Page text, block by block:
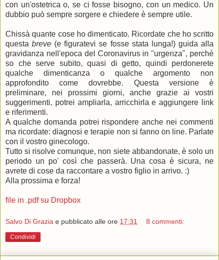
con un'ostetrica o, se ci fosse bisogno, con un medico. Un
dubbio può sempre sorgere e chiedere è sempre utile.
Chissà quante cose ho dimenticato. Ricordate che ho scritto
questabreve (e figuratevi se fosse stata lunga!) guida alla
gravidanza nell'epoca del Coronavirus in "urgenza", perché
so che serve subito, quasi di getto, quindi perdonerete
qualche dimenticanza o qualche argomento non
approfondito come dovrebbe. Questa versione è
preliminare, nei prossimi giorni, anche grazie ai vostri
suggerimenti, potrei ampliarla, arricchirla e aggiungere link
e riferimenti.
A qualche domanda potrei rispondere anche nei commenti
ma ricordate: diagnosi e terapie non si fanno on line. Parlate
con il vostro ginecologo.
Tutto si risolve comunque, non siete abbandonate, è solo un
periodo un po' così che passerà. Una cosa è sicura, ne
avrete di cose da raccontare a vostro figlio in arrivo. :)
Alla prossima e forza!
file in .pdf su Dropbox
Salvo Di Grazia e pubblicato alle ore 17:31 8 commenti:
Condividi